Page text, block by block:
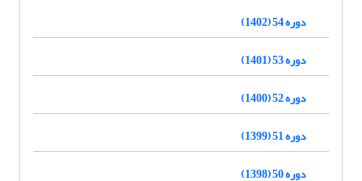
دوره 54 (1402)
دوره 53 (1401)
دوره 52 (1400)
دوره 51 (1399)
دوره 50 (1398)